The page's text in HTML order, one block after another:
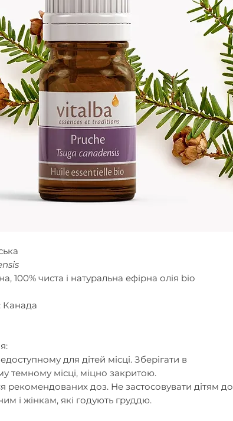
100% чиста і натуральна ефірна олія bio
Канада
для дітей місці. Зберігати в
темному місці, міцно закритою.
рекомендованих доз. Не застосовувати дітям до
і жінкам, які годують груддю.